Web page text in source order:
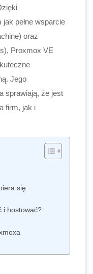
pełne wsparcie
oraz
Proxmox VE
Jego
sprawiają, że jest
firm, jak i
się
i hostować?